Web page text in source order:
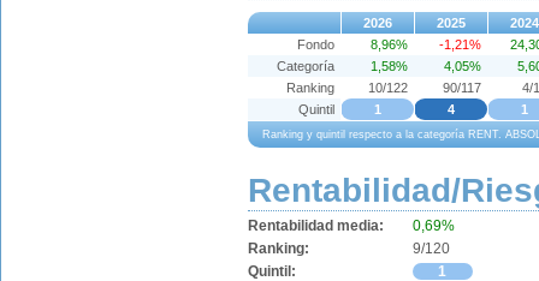
2026 2025 2024
Ranking y quintil respecto a la categoría RENT.
Fondo 8,96% -1,21%
Categoría
1,58% 4,05%
Ranking
10/122 90/117
4/
Quintil
1 4 1
Rentabilidad/
Rentabilidad media:
0,69%
Ranking:
9/120
Quintil:
1